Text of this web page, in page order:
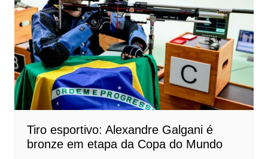
Tiro esportivo: Alexandre Galgani é
bronze em etapa da Copa do Mundo